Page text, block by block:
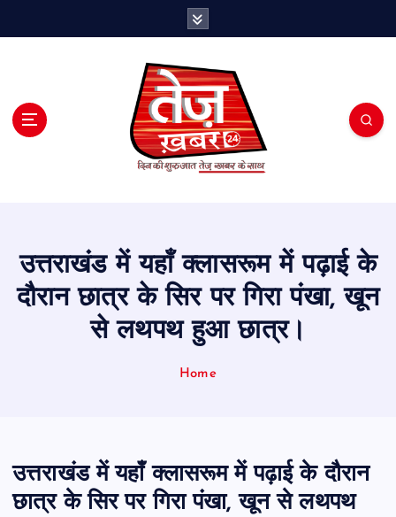
उत्तराखंड में यहाँ क्लासरूम में पढ़ाई के
दौरान छात्र के सिर पर गिरा पंखा, खून
से लथपथ हुआ छात्र।
Home
उत्तराखंड में यहाँ क्लासरूम में पढ़ाई के दौरान
छात्र के सिर पर गिरा पंखा, खून से लथपथ